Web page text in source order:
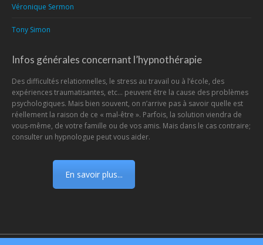
Véronique Sermon
Tony Simon
Infos générales concernant l’hypnothérapie
Des difficultés relationnelles, le stress au travail ou à l’école, des
expériences traumatisantes, etc... peuvent être la cause des problèmes
psychologiques. Mais bien souvent, on n’arrive pas à savoir quelle est
réellement la raison de ce « mal-être ». Parfois, la solution viendra de
vous-même, de votre famille ou de vos amis. Mais dans le cas contraire;
consulter un hypnologue peut vous aider.
En savoir plus...